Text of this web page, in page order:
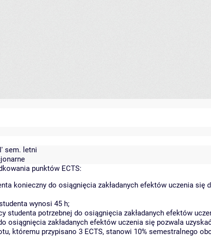
sem. letni
punktów ECTS:
konieczny do osiągnięcia zakładanych efektów uczenia
wynosi 45 h;
studenta potrzebnej do osiągnięcia zakładanych efektów
osiągnięcia zakładanych efektów uczenia się pozwala
któremu przypisano 3 ECTS, stanowi 10% semestralnego